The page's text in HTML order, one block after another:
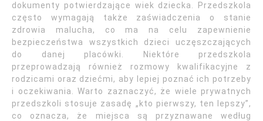
dokumenty potwierdzające wiek dziecka. Przedszkola
często wymagają także zaświadczenia o stanie
zdrowia malucha, co ma na celu zapewnienie
bezpieczeństwa wszystkich dzieci uczęszczających
do danej placówki. Niektóre przedszkola
przeprowadzają również rozmowy kwalifikacyjne z
rodzicami oraz dziećmi, aby lepiej poznać ich potrzeby
i oczekiwania. Warto zaznaczyć, że wiele prywatnych
przedszkoli stosuje zasadę „kto pierwszy, ten lepszy”,
co oznacza, że miejsca są przyznawane według